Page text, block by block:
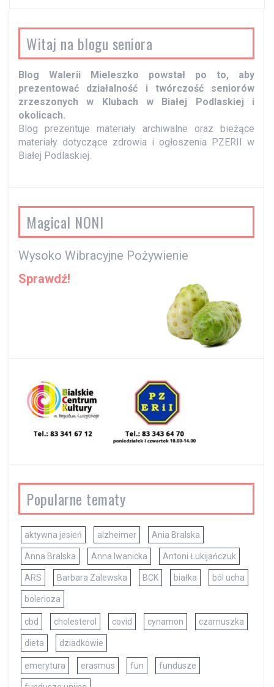
y
Witaj na blogu seniora
Blog Walerii Mieleszko powstał po to, aby
prezentować działalność i twórczość seniorów
zrzeszonych w Klubach w Białej Podlaskiej i
okolicach.
Blog prezentuje materiały archiwalne oraz bieżące
materiały dotyczące zdrowia i ogłoszenia PZERII w
Białej Podlaskiej.
Magical NONI
Wysoko Wibracyjne Pożywienie
Sprawdź!
Popularne tematy
aktywna jesień alzheimer Ania Bralska
Anna Bralska Anna Iwanicka Antoni Łukijańczuk
ARS Barbara Zalewska BCK białka ból ucha
bolerioza
cbd cholesterol covid cynamon czarnuszka
dieta dziadkowie
emerytura erasmus fun fundusze